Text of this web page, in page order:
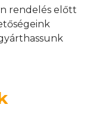
rendelés előtt